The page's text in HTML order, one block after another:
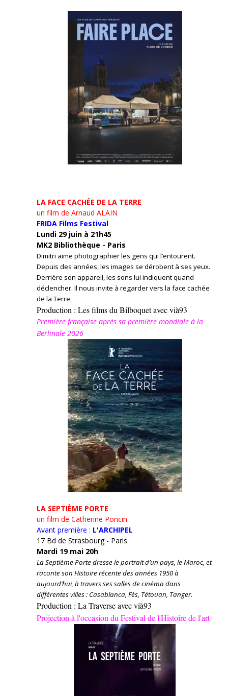
LA FACE CACHÉE DE LA TERRE
un film de Arnaud ALAIN
FRIDA Films Festival
Lundi 29 juin à 21h45
MK2 Bibliothèque - Paris
Dimitri aime photographier les gens qui l’entourent.
Depuis des années, les images se dérobent à ses yeux.
Derrière son appareil, les sons lui indiquent quand
déclencher. Il nous invite à regarder vers la face cachée
de la Terre.
Production : Les films du Bilboquet avec vià93
Première française après sa première mondiale à la
Berlinale 2026
LA SEPTIÈME PORTE
un film de Catherine Poncin
Avant première : L'ARCHIPEL
17 Bd de Strasbourg - Paris
Mardi 19 mai 20h
La Septième Porte dresse le portrait d’un pays, le Maroc, et
raconte son Histoire récente des années 1950 à
aujourd’hui, à travers ses salles de cinéma dans
différentes villes : Casablanca, Fès, Tétouan, Tanger.
Production : La Traverse avec vià93
Projection à l'occasion du Festival de l'Histoire de l'art